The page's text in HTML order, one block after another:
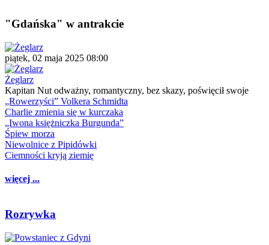
"Gdańska" w antrakcie
piątek, 02 maja 2025 08:00
Żeglarz
Kapitan Nut odważny, romantyczny, bez skazy, poświęcił swoje
„Rowerzyści” Volkera Schmidta
Charlie zmienia się w kurczaka
„Iwona księżniczka Burgunda”
Śpiew morza
Niewolnice z Pipidówki
Ciemności kryją ziemię
więcej ...
Rozrywka